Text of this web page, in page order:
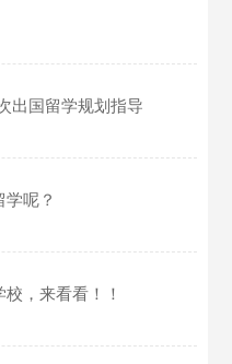
出国留学规划指导
呢？
，来看看！！